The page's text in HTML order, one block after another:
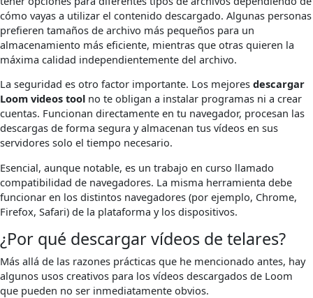
cómo vayas a utilizar el contenido descargado. Algunas personas
prefieren tamaños de archivo más pequeños para un
almacenamiento más eficiente, mientras que otras quieren la
máxima calidad independientemente del archivo.
La seguridad es otro factor importante. Los mejores descargar
Loom videos tool no te obligan a instalar programas ni a crear
cuentas. Funcionan directamente en tu navegador, procesan las
descargas de forma segura y almacenan tus vídeos en sus
servidores solo el tiempo necesario.
Esencial, aunque notable, es un trabajo en curso llamado
compatibilidad de navegadores. La misma herramienta debe
funcionar en los distintos navegadores (por ejemplo, Chrome,
Firefox, Safari) de la plataforma y los dispositivos.
¿Por qué descargar vídeos de telares?
Más allá de las razones prácticas que he mencionado antes, hay
algunos usos creativos para los vídeos descargados de Loom
que pueden no ser inmediatamente obvios.